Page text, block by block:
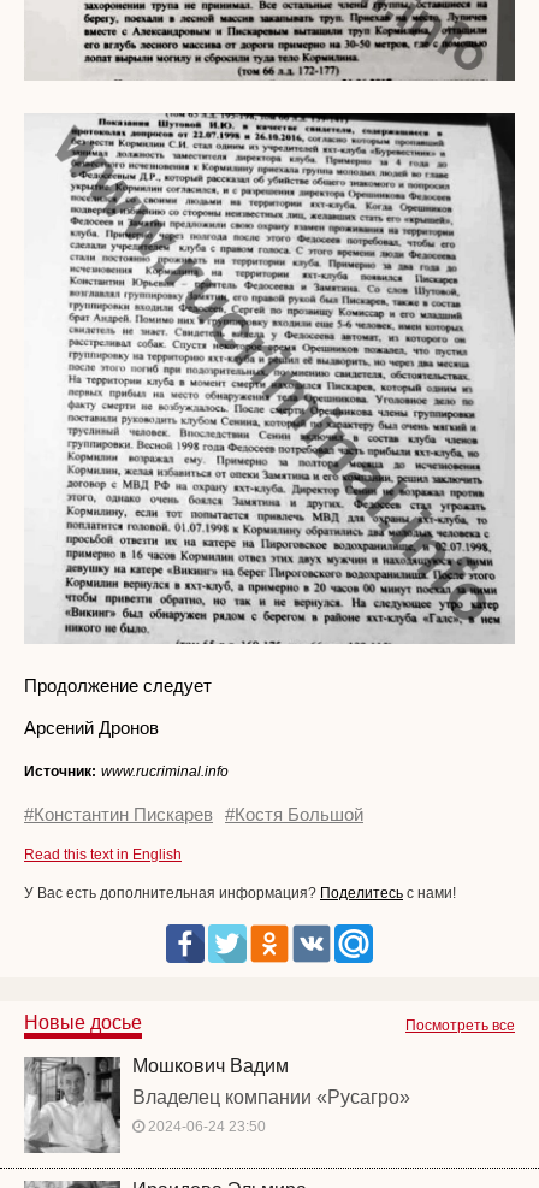
Продолжение следует
Арсений Дронов
Источник: www.rucriminal.info
#Константин Пискарев #Костя Большой
Read this text in English
У Вас есть дополнительная информация? Поделитесь с нами!
Посмотреть все
Новые досье
Мошкович Вадим
Владелец компании «Русагро»
2024-06-24 23:50